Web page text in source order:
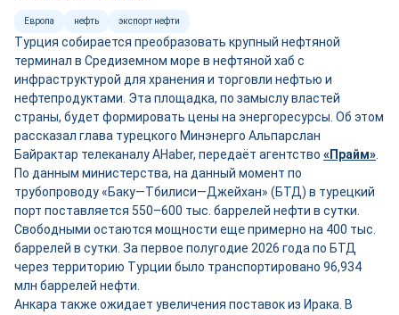
Европа нефть экспорт нефти
Турция собирается преобразовать крупный нефтяной
терминал в Средиземном море в нефтяной хаб с
инфраструктурой для хранения и торговли нефтью и
нефтепродуктами. Эта площадка, по замыслу властей
страны, будет формировать цены на энергоресурсы. Об этом
рассказал глава турецкого Минэнерго Альпарслан
Байрактар телеканалу AHaber, передаёт агентство «Прайм»
По данным министерства, на данный момент по
трубопроводу «Баку—Тбилиси—Джейхан» (БТД) в турецкий
порт поставляется 550–600 тыс. баррелей нефти в сутки.
Свободными остаются мощности ещепримерно на 400 тыс.
баррелей в сутки. За первое полугодие 2026 года по БТД
через территорию Турции было транспортировано 96,934
млн баррелей нефти.
Анкара также ожидает увеличения поставок из Ирака. В